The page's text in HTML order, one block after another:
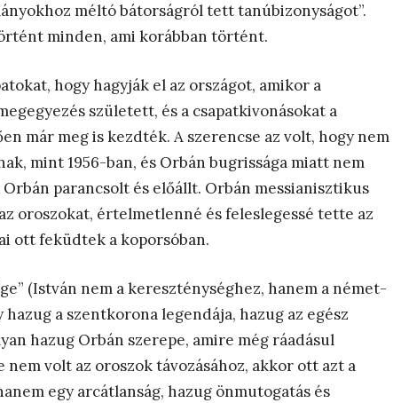
méltó bátorságról tett tanúbizonyságot”.
minden, ami korábban történt.
hogy hagyják el az országot, amikor a
született, és a csapatkivonásokat a
már meg is kezdték. A szerencse az volt, hogy nem
mint 1956-ban, és Orbán bugrissága miatt nem
parancsolt és előállt. Orbán messianisztikus
oroszokat, értelmetlenné és feleslegessé tette az
ott feküdtek a koporsóban.
(István nem a kereszténységhez, hanem a német-
a szentkorona legendája, hazug az egész
hazug Orbán szerepe, amire még ráadásul
volt az oroszok távozásához, akkor ott azt a
egy arcátlanság, hazug önmutogatás és